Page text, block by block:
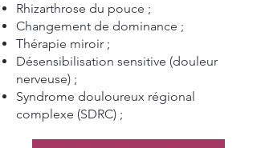
Rhizarthrose du pouce ;
Changement de dominance ;
Thérapie miroir ;
Désensibilisation sensitive (douleur
nerveuse) ;
Syndrome douloureux régional
complexe (SDRC) ;